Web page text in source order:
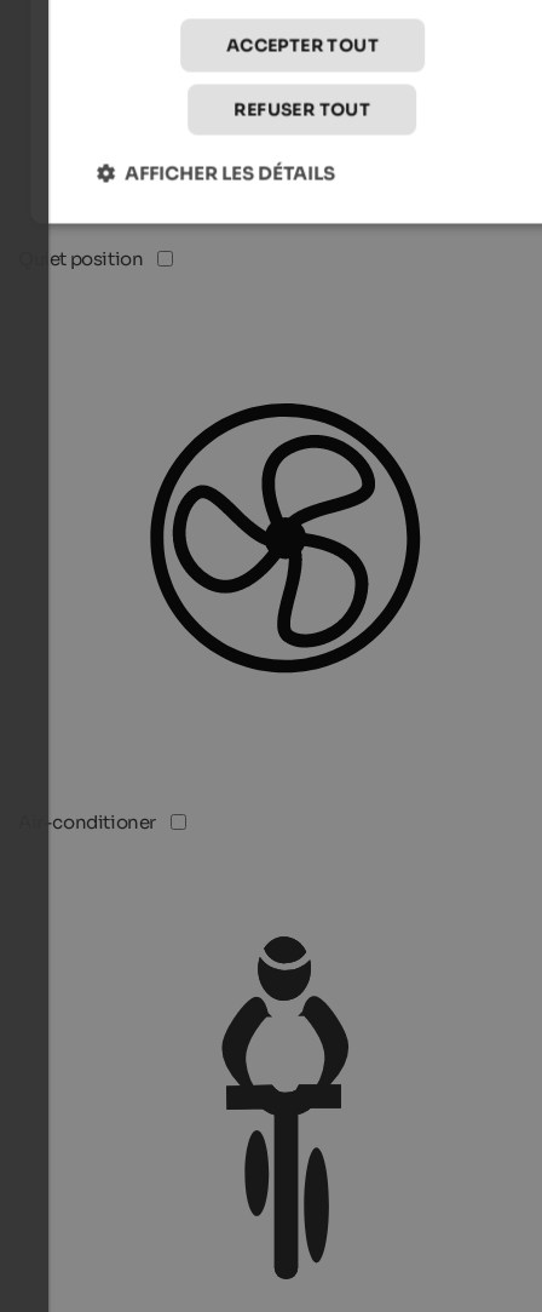
Quiet position
Air-conditioner
ACCEPTER TOUT
REFUSER TOUT
AFFICHER LES DÉTAILS